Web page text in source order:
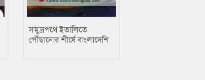
সমুদ্রপথে ইতালিতে
পৌঁছানোর শীর্ষে বাংলাদেশি